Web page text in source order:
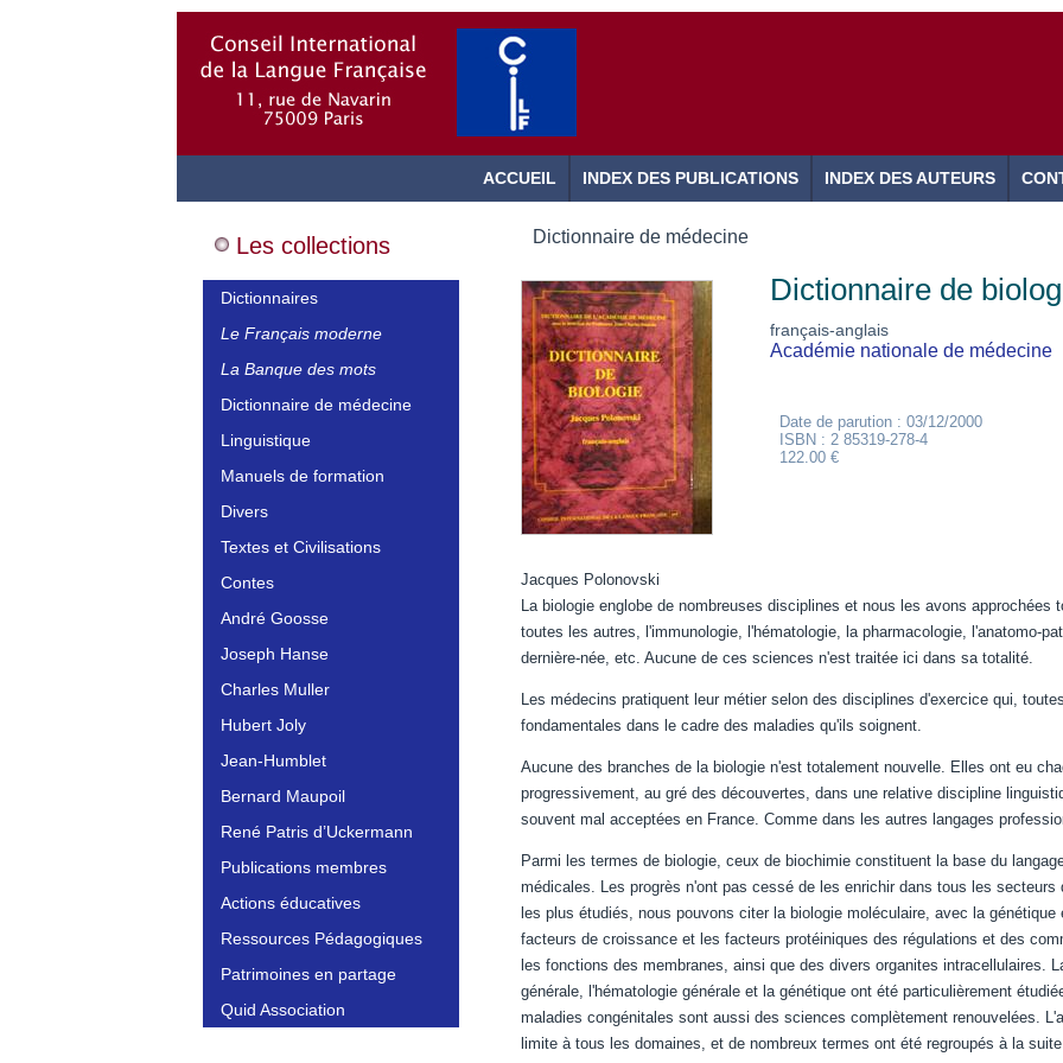
ACCUEIL INDEX DES PUBLICATIONS INDEX DES AUTEURS
Les collections
Dictionnaires
Le Français moderne
La Banque des mots
Dictionnaire de médecine
Linguistique
Manuels de formation
Divers
Textes et Civilisations
Contes
André Goosse
Joseph Hanse
Charles Muller
Hubert Joly
Jean-Humblet
Bernard Maupoil
René Patris d’Uckermann
Publications membres
Actions éducatives
Ressources Pédagogiques
Patrimoines en partage
Quid Association
Dictionnaire de médecine
Dictionnaire de
français-anglais
Académie nationale de médecine
Date de parution : 03/12/2000
ISBN : 2 85319-278-4
122.00 €
Jacques Polonovski
La biologie englobe de nombreuses disciplines et nous les avons
toutes les autres, l'immunologie, l'hématologie, la pharmacologie, l'anatomo-
dernière-née, etc. Aucune de ces sciences n'est traitée ici dans sa totalité.
Les médecins pratiquent leur métier selon des disciplines d'exercice qui,
fondamentales dans le cadre des maladies qu'ils soignent.
Aucune des branches de la biologie n'est totalement nouvelle. Elles ont eu
progressivement, au gré des découvertes, dans une relative discipline
souvent mal acceptées en France. Comme dans les autres langages
Parmi les termes de biologie, ceux de biochimie constituent la base du
médicales. Les progrès n'ont pas cessé de les enrichir dans tous les
les plus étudiés, nous pouvons citer la biologie moléculaire, avec la
facteurs de croissance et les facteurs protéiniques des régulations et des
les fonctions des membranes, ainsi que des divers organites intracellulaires.
générale, l'hématologie générale et la génétique ont été particulièrement
maladies congénitales sont aussi des sciences complètement renouvelées.
limite à tous les domaines, et de nombreux termes ont été regroupés à la